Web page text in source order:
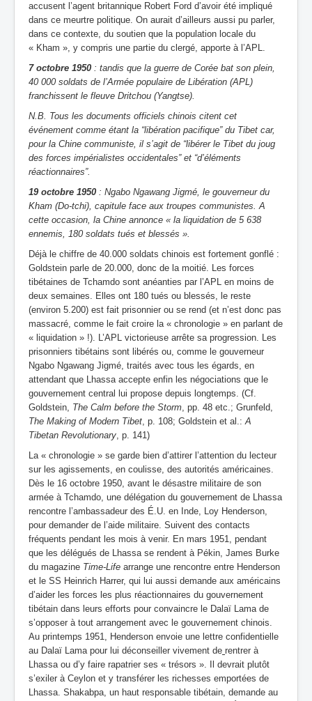
accusent l’agent britannique Robert Ford d’avoir été impliqué
dans ce meurtre politique. On aurait d’ailleurs aussi pu parler,
dans ce contexte, du soutien que la population locale du
« Kham », y compris une partie du clergé, apporte à l’APL.
7 octobre 1950 : tandis que la guerre de Corée bat son plein,
40 000 soldats de l’Armée populaire de Libération (APL)
franchissent le fleuve Dritchou (Yangtse).
N.B. Tous les documents officiels chinois citent cet
événement comme étant la “libération pacifique” du Tibet car,
pour la Chine communiste, il s’agit de “libérer le Tibet du joug
des forces impérialistes occidentales” et “d’éléments
réactionnaires”.
19 octobre 1950 : Ngabo Ngawang Jigmé, le gouverneur du
Kham (Do-tchi), capitule face aux troupes communistes. A
cette occasion, la Chine annonce « la liquidation de 5 638
ennemis, 180 soldats tués et blessés ».
Déjà le chiffre de 40.000 soldats chinois est fortement gonflé :
Goldstein parle de 20.000, donc de la moitié. Les forces
tibétaines de Tchamdo sont anéanties par l’APL en moins de
deux semaines. Elles ont 180 tués ou blessés, le reste
(environ 5.200) est fait prisonnier ou se rend (et n’est donc pas
massacré, comme le fait croire la « chronologie » en parlant de
« liquidation » !). L’APL victorieuse arrête sa progression. Les
prisonniers tibétains sont libérés ou, comme le gouverneur
Ngabo Ngawang Jigmé, traités avec tous les égards, en
attendant que Lhassa accepte enfin les négociations que le
gouvernement central lui propose depuis longtemps. (Cf.
Goldstein, The Calm before the Storm, pp. 48 etc.; Grunfeld,
The Making of Modern Tibet, p. 108; Goldstein et al.:A
Tibetan Revolutionary, p. 141)
La « chronologie » se garde bien d’attirer l’attention du lecteur
sur les agissements, en coulisse, des autorités américaines.
Dès le 16 octobre 1950, avant le désastre militaire de son
armée à Tchamdo, une délégation du gouvernement de Lhassa
rencontre l’ambassadeur des É.U. en Inde, Loy Henderson,
pour demander de l’aide militaire. Suivent des contacts
fréquents pendant les mois à venir. En mars 1951, pendant
que les délégués de Lhassa se rendent à Pékin, James Burke
du magazine Time-Life arrange une rencontre entre Henderson
et le SS Heinrich Harrer, qui lui aussi demande aux américains
d’aider les forces les plus réactionnaires du gouvernement
tibétain dans leurs efforts pour convaincre le Dalaï Lama de
s’opposer à tout arrangement avec le gouvernement chinois.
Au printemps 1951, Henderson envoie une lettre confidentielle
au Dalaï Lama pour lui déconseiller vivement de rentrer à
Lhassa ou d’y faire rapatrier ses « trésors ». Il devrait plutôt
s’exiler à Ceylon et y transférer les richesses emportées de
Lhassa. Shakabpa, un haut responsable tibétain, demande au